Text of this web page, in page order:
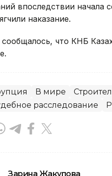
впоследствии начала
наказание.
сообщалось, что КНБ
В мире
расследование
Зарина Жакупова